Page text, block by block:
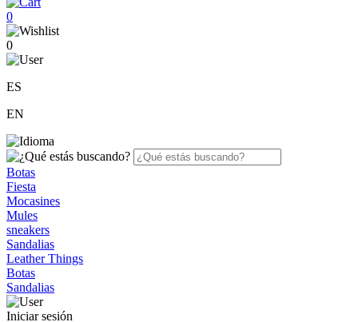
0
0
ES
EN
Botas
Fiesta
Mocasines
Mules
sneakers
Sandalias
Leather Things
Botas
Sandalias
Iniciar sesión